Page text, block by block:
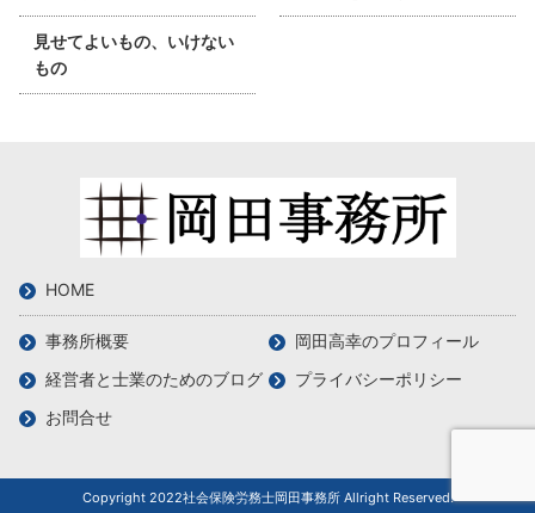
見せてよいもの、いけない
もの
HOME
事務所概要
岡田高幸のプロフィール
経営者と士業のためのブログ
プライバシーポリシー
お問合せ
Copyright 2022社会保険労務士岡田事務所 Allright Reserved.